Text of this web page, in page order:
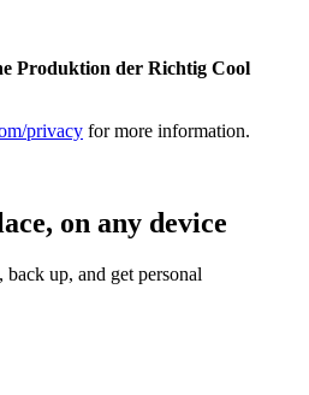
Produktion der Richtig Cool
privacy for more information.
on any device
back up, and get personal